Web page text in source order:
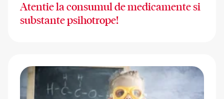
Atentie la consumul de medicamente si
substante psihotrope!